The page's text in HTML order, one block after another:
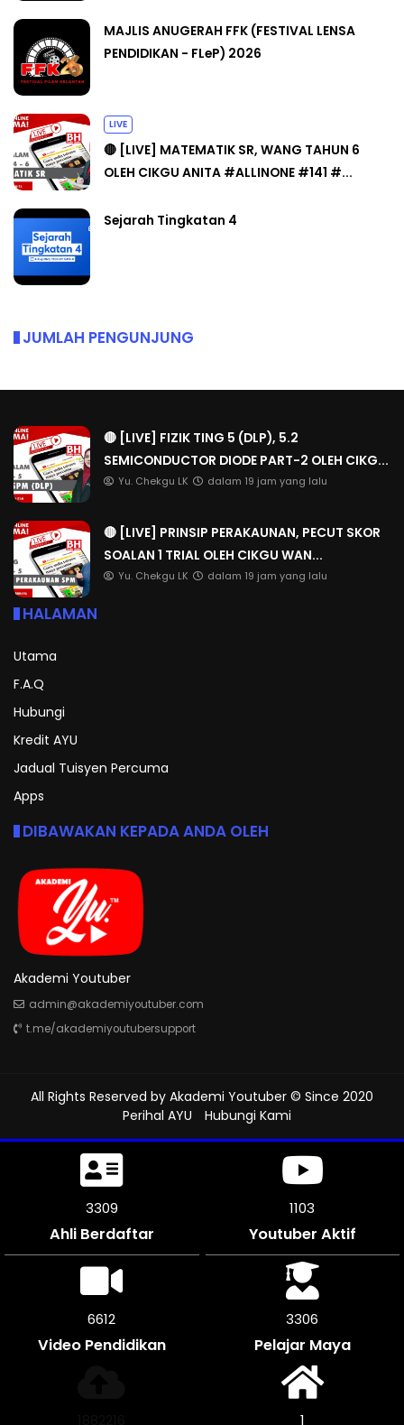
MAJLIS ANUGERAH FFK (FESTIVAL LENSA
PENDIDIKAN - FLeP) 2026
LIVE
🔴 [LIVE] MATEMATIK SR, WANG TAHUN 6
OLEH CIKGU ANITA #ALLINONE #141 #...
Sejarah Tingkatan 4
JUMLAH PENGUNJUNG
🔴 [LIVE] FIZIK TING 5 (DLP), 5.2
SEMICONDUCTOR DIODE PART-2 OLEH CIKG...
Yu. Chekgu LK dalam 19 jam yang lalu
🔴 [LIVE] PRINSIP PERAKAUNAN, PECUT SKOR
SOALAN 1 TRIAL OLEH CIKGU WAN...
Yu. Chekgu LK dalam 19 jam yang lalu
HALAMAN
Utama
F.A.Q
Hubungi
Kredit AYU
Jadual Tuisyen Percuma
Apps
DIBAWAKAN KEPADA ANDA OLEH
Akademi Youtuber
admin@akademiyoutuber.com
t.me/akademiyoutubersupport
All Rights Reserved by Akademi Youtuber © Since 2020
Perihal AYU
Hubungi Kami
3663
Ahli Berdaftar
1220
Youtuber Aktif
7320
Video Pendidikan
3660
Pelajar Maya
1